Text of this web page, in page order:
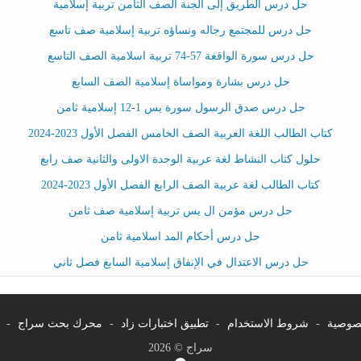
حل درس الطريق إلى الجنة الصف الثامن تربية إسلامية
حل درس للمجتمع رجاله ونساؤه تربية إسلامية صف تاسع
حل درس سورة الواقعة 57-74 تربية اسلامية الصف التاسع
حل درس بشارة ومواساة إسلامية الصف السابع
حل درس صدق الرسول سورة يس 1-12 إسلامية ثامن
كتاب الطالب اللغة العربية الصف الخامس الفصل الأول 2023-2024
حلول كتاب النشاط لغة عربية الوحدة الاولى والثانية صف رابع
كتاب الطالب لغة عربية الصف الرابع الفصل الأول 2023-2024
حل درس مؤمن ال يس تربية إسلامية صف ثامن
حل درس أحكام المد اسلامية ثامن
حل درس الاعتدال في الإنفاق إسلامية السابع فصل ثاني
- شروط الاستخدام - تطبيق اختبارات زاد - محرك بحث سراج -
سراج © 2026